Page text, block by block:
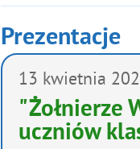
Prezentacje
Artykuły
13 kwietnia
"Żołnierze
uczniów